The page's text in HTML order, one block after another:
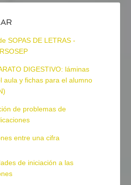
SOPAS DE LETRAS -
DIGESTIVO: láminas
aula y fichas para el alumno
de problemas de
entre una cifra
de iniciación a las